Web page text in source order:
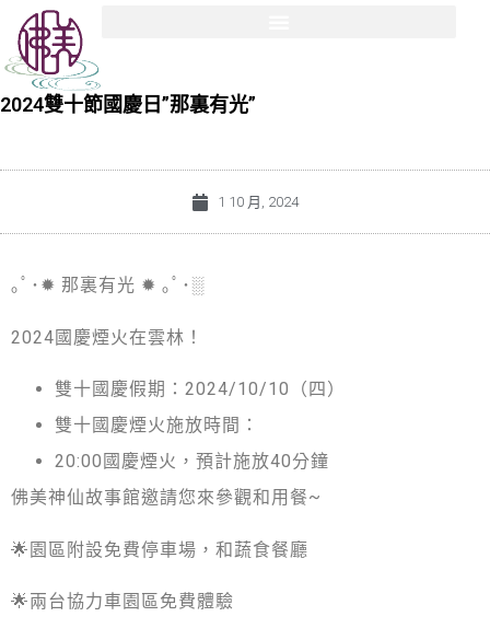
2024雙十節國慶日”那裏有光”
1 10 月, 2024
｡ﾟ･✹ 那裏有光 ✹ ｡ﾟ･░
2024國慶煙火在雲林！
雙十國慶假期：2024/10/10（四）
雙十國慶煙火施放時間：
20:00國慶煙火，預計施放40分鐘
佛美神仙故事館邀請您來參觀和用餐~
🌟園區附設免費停車場，和蔬食餐廳
🌟兩台協力車園區免費體驗